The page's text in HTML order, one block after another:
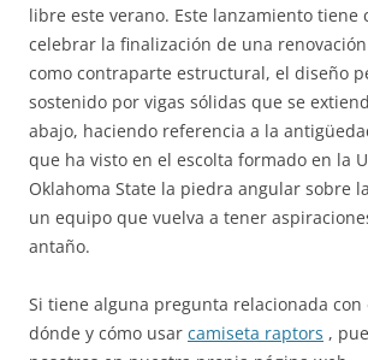
libre este verano. Este lanzamiento tiene
celebrar la finalización de una
como contraparte estructural, el diseño
sostenido por vigas sólidas que se
abajo, haciendo referencia a la
que ha visto en el escolta formado en la
Oklahoma State la piedra angular sobre
un equipo que vuelva a tener
antaño.
Si tiene alguna pregunta relacionada con
dónde y cómo usar camiseta raptors ,